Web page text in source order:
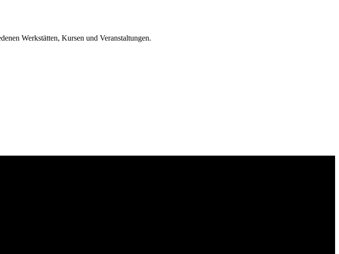
Werkstätten, Kursen und Veranstaltungen.